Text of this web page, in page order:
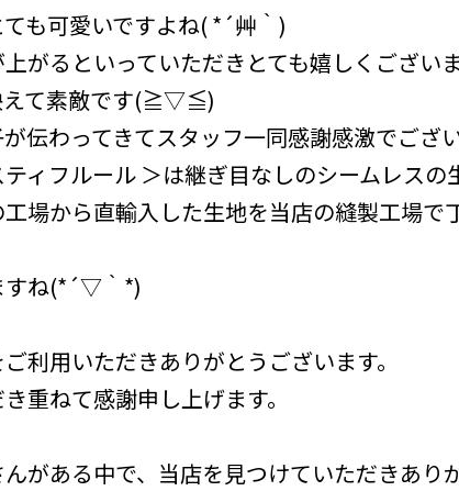
も可愛いですよね( *´艸｀)
がるといっていただきとても嬉しくござい
えて素敵です(≧▽≦)
伝わってきてスタッフ一同感謝感激でござ
ィフルール ＞は継ぎ目なしのシームレスの
場から直輸入した生地を当店の縫製工場で
すね(*´▽｀*)
利用いただきありがとうございます。
重ねて感謝申し上げます。
がある中で、当店を見つけていただきあり